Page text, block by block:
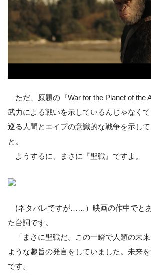
ただ、原題の『War for the Planet of the
武力による戦いを示しているんじゃなく
巡る人間とエイプの意識的な戦争を示し
と。
ようするに、まさに『聖戦』ですよ。
(ネタバレですが……）映画の作中でと
た台詞です。
「まさに聖戦だ。この一瞬で人類の未来
ような趣旨の発言をしていました。未来
です。